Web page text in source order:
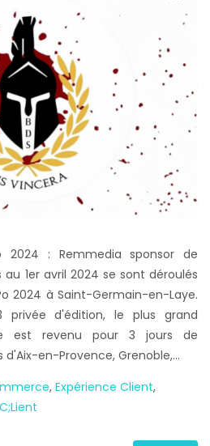
2024 : Remmedia sponsor de
1er avril 2024 se sont déroulés
2024 à Saint-Germain-en-Laye.
privée d'édition, le plus grand
est revenu pour 3 jours de
en-Provence, Grenoble,...
, Expérience Client,